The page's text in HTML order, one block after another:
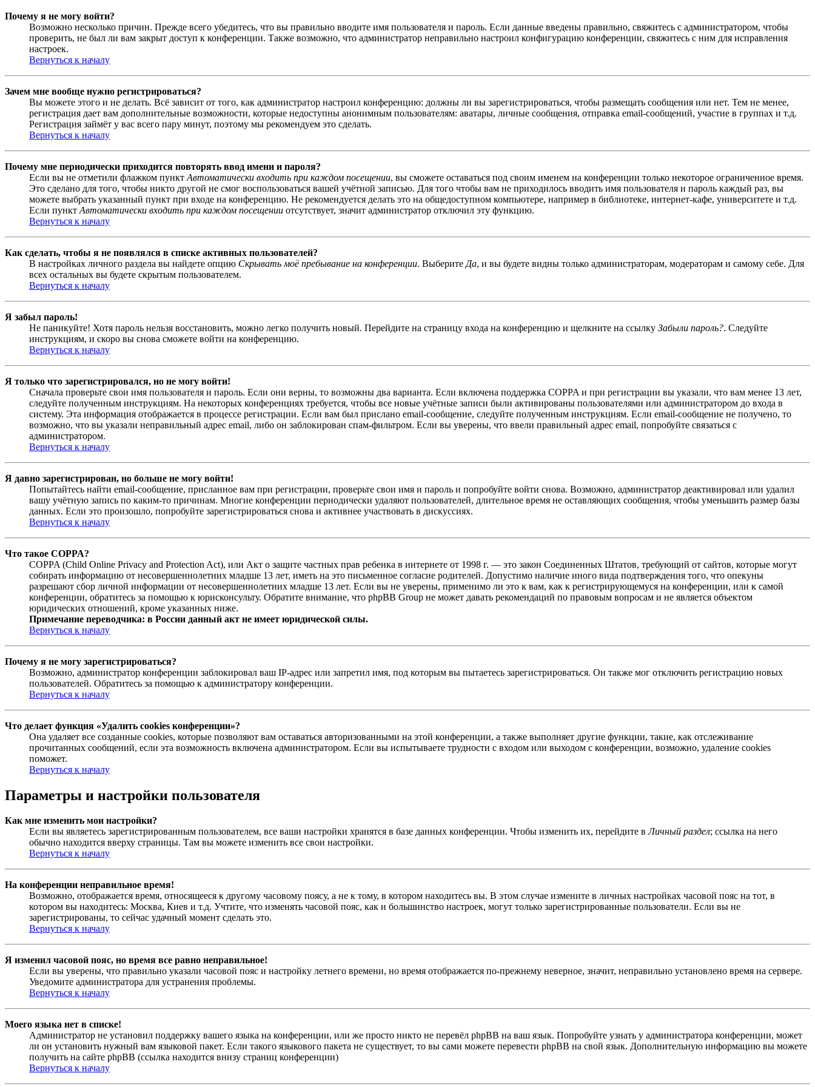
Почему я не могу войти?
Возможно несколько причин. Прежде всего убедитесь, что вы правильно вводите имя пользователя и пароль. Если данные введены правильно, свяжитесь с администратором, чтобы
проверить, не был ли вам закрыт доступ к конференции. Также возможно, что администратор неправильно настроил конфигурацию конференции, свяжитесь с ним для исправления
настроек.
Вернуться к началу
Зачем мне вообще нужно регистрироваться?
Вы можете этого и не делать. Всё зависит от того, как администратор настроил конференцию: должны ли вы зарегистрироваться, чтобы размещать сообщения или нет. Тем не менее,
регистрация дает вам дополнительные возможности, которые недоступны анонимным пользователям: аватары, личные сообщения, отправка email-сообщений, участие в группах и т.д.
Регистрация займёт у вас всего пару минут, поэтому мы рекомендуем это сделать.
Вернуться к началу
Почему мне периодически приходится повторять ввод имени и пароля?
Если вы не отметили флажком пункт Автоматически входить при каждом посещении, вы сможете оставаться под своим именем на конференции только некоторое ограниченное время.
Это сделано для того, чтобы никто другой не смог воспользоваться вашей учётной записью. Для того чтобы вам не приходилось вводить имя пользователя и пароль каждый раз, вы
можете выбрать указанный пункт при входе на конференцию. Не рекомендуется делать это на общедоступном компьютере, например в библиотеке, интернет-кафе, университете и т.д.
Если пункт Автоматически входить при каждом посещении отсутствует, значит администратор отключил эту функцию.
Вернуться к началу
Как сделать, чтобы я не появлялся в списке активных пользователей?
В настройках личного раздела вы найдете опцию Скрывать моё пребывание на конференции. Выберите Да, и вы будете видны только администраторам, модераторам и самому себе. Для
всех остальных вы будете скрытым пользователем.
Вернуться к началу
Я забыл пароль!
Не паникуйте! Хотя пароль нельзя восстановить, можно легко получить новый. Перейдите на страницу входа на конференцию и щелкните на ссылку Забыли пароль?. Следуйте
инструкциям, и скоро вы снова сможете войти на конференцию.
Вернуться к началу
Я только что зарегистрировался, но не могу войти!
Сначала проверьте свои имя пользователя и пароль. Если они верны, то возможны два варианта. Если включена поддержка COPPA и при регистрации вы указали, что вам менее 13 лет,
следуйте полученным инструкциям. На некоторых конференциях требуется, чтобы все новые учётные записи были активированы пользователями или администратором до входа в
систему. Эта информация отображается в процессе регистрации. Если вам был прислано email-сообщение, следуйте полученным инструкциям. Если email-сообщение не получено, то
возможно, что вы указали неправильный адрес email, либо он заблокирован спам-фильтром. Если вы уверены, что ввели правильный адрес email, попробуйте связаться с
администратором.
Вернуться к началу
Я давно зарегистрирован, но больше не могу войти!
Попытайтесь найти email-сообщение, присланное вам при регистрации, проверьте свои имя и пароль и попробуйте войти снова. Возможно, администратор деактивировал или удалил
вашу учётную запись по каким-то причинам. Многие конференции периодически удаляют пользователей, длительное время не оставляющих сообщения, чтобы уменьшить размер базы
данных. Если это произошло, попробуйте зарегистрироваться снова и активнее участвовать в дискуссиях.
Вернуться к началу
Что такое COPPA?
COPPA (Child Online Privacy and Protection Act), или Акт о защите частных прав ребенка в интернете от 1998 г. — это закон Соединенных Штатов, требующий от сайтов, которые могут
собирать информацию от несовершеннолетних младше 13 лет, иметь на это письменное согласие родителей. Допустимо наличие иного вида подтверждения того, что опекуны
разрешают сбор личной информации от несовершеннолетних младше 13 лет. Если вы не уверены, применимо ли это к вам, как к регистрирующемуся на конференции, или к самой
конференции, обратитесь за помощью к юрисконсульту. Обратите внимание, что phpBB Group не может давать рекомендаций по правовым вопросам и не является объектом
юридических отношений, кроме указанных ниже.
Примечание переводчика: в России данный акт не имеет юридической силы.
Вернуться к началу
Почему я не могу зарегистрироваться?
Возможно, администратор конференции заблокировал ваш IP-адрес или запретил имя, под которым вы пытаетесь зарегистрироваться. Он также мог отключить регистрацию новых
пользователей. Обратитесь за помощью к администратору конференции.
Вернуться к началу
Что делает функция «Удалить cookies конференции»?
Она удаляет все созданные cookies, которые позволяют вам оставаться авторизованными на этой конференции, а также выполняет другие функции, такие, как отслеживание
прочитанных сообщений, если эта возможность включена администратором. Если вы испытываете трудности с входом или выходом с конференции, возможно, удаление cookies
поможет.
Вернуться к началу
Параметры и настройки пользователя
Как мне изменить мои настройки?
Если вы являетесь зарегистрированным пользователем, все ваши настройки хранятся в базе данных конференции. Чтобы изменить их, перейдите вЛичный раздел; ссылка на него
обычно находится вверху страницы. Там вы можете изменить все свои настройки.
Вернуться к началу
На конференции неправильное время!
Возможно, отображается время, относящееся к другому часовому поясу, а не к тому, в котором находитесь вы. В этом случае измените в личных настройках часовой пояс на тот, в
котором вы находитесь: Москва, Киев и т.д. Учтите, что изменять часовой пояс, как и большинство настроек, могут только зарегистрированные пользователи. Если вы не
зарегистрированы, то сейчас удачный момент сделать это.
Вернуться к началу
Я изменил часовой пояс, но время все равно неправильное!
Если вы уверены, что правильно указали часовой пояс и настройку летнего времени, но время отображается по-прежнему неверное, значит, неправильно установлено время на сервере.
Уведомите администратора для устранения проблемы.
Вернуться к началу
Моего языка нет в списке!
Администратор не установил поддержку вашего языка на конференции, или же просто никто не перевёл phpBB на ваш язык. Попробуйте узнать у администратора конференции, может
ли он установить нужный вам языковой пакет. Если такого языкового пакета не существует, то вы сами можете перевести phpBB на свой язык. Дополнительную информацию вы можете
получить на сайте phpBB (ссылка находится внизу страниц конференции)
Вернуться к началу